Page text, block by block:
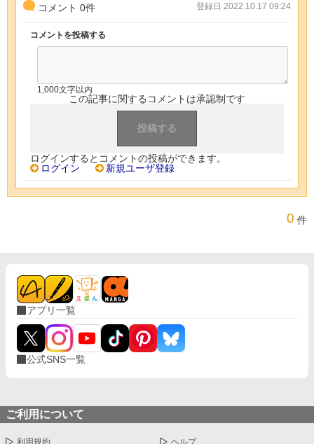
コメント 0件 登録日 2022.10.17 09:24
コメントを投稿する
1,000文字以内
この記事に関するコメントは承認制です
ログインするとコメントの投稿ができます。
ログイン
新規ユーザ登録
0 件
アプリ一覧
公式SNS一覧
ご利用について
利用規約 ヘルプ